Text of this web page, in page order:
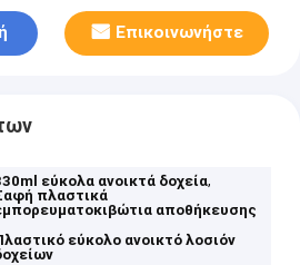
Επικοινωνήστε
εύκολα ανοικτά δοχεία,
πλαστικά
αποθήκευσης
εύκολο ανοικτό λοσιόν